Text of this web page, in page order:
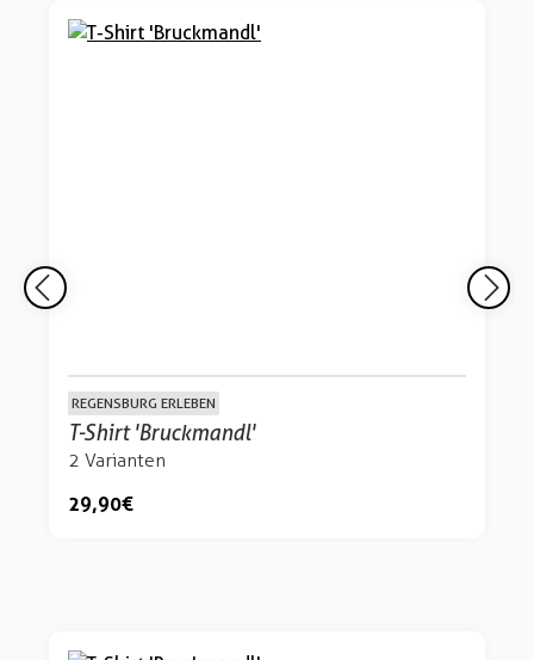
REGENSBURG ERLEBEN
T-Shirt 'Bruckmandl'
2 Varianten
29,90 €